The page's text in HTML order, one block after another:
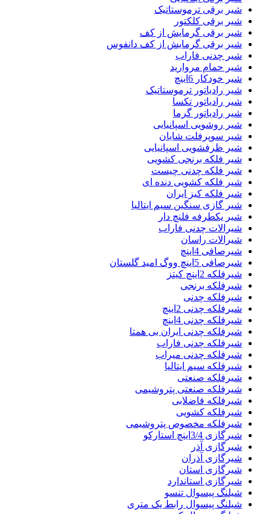
شیر برقی ترموستاتیک
شیر برقی کلکتور
شیر برقی گرمایش از کف
شیر برقی گرمایش از کف دانفوس
شیر چدنی فاراب
شیر حمام مروارید
شیر خودکار 6اینچ
شیر رادیاتور ترموستاتیک
شیر رادیاتور تکسا
شیر رادیاتور گرما
شیر روشویی اسپانیایی
شیر سوپرفلت شایان
شیر ظرفشویی اسپانیایی
شیر فلکه برنجی کشویی
شیر فلکه چدنی چیست
شیر فلکه کشویی دنده ای
شیر فلکه کیز ایران
شیر گازی سنگین سیم ایتالیا
شیر یکطرفه فلنچ دار
شیرالات چدنی فاراب
شیرالات راسان
شیرصافی 4اینچ
شیرصافی 5اینچ ووگ امید گلستان
شیرفلکه 2اینچ کیتز
شیرفلکه برنجی
شیرفلکه چدنی
شیرفلکه چدنی 2اینچ
شیرفلکه چدنی 4اینچ
شیرفلکه چدنی ایران بی همتا
شیرفلکه چدنی فاراب
شیرفلکه چدنی میراب
شیرفلکه سیم ایتالیا
شیرفلکه صنعتی
شیرفلکه صنعتی پتروشیمی
شیرفلکه فاضلابی
شیرفلکه کشویی
شیرفلکه مخصوص پتروشیمی
شیرگازی 3/4اینچ استارکو
شیرگازی آذر
شیرگازی آذران
شیرگازی استان
شیرگازی استاندارد
شیلنگ پیسوال تنسو
شیلنگ پیسوال رابط یک متری